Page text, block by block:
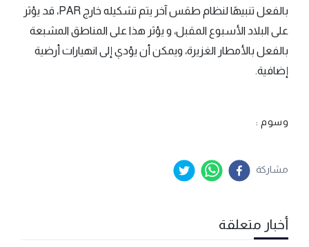
بالفعل تنبيهًا لنظام طقس آخر يتم تشكيله خارج PAR، قد يؤثر
على البلاد الأسبوع المقبل، و يؤثر هذا على المناطق المشبعة
بالفعل بالأمطار الغزيرة، ويمكن أن يؤدي إلى انهيارات أرضية
إضافية.
وسوم :
مشاركة
أخبار متعلقة